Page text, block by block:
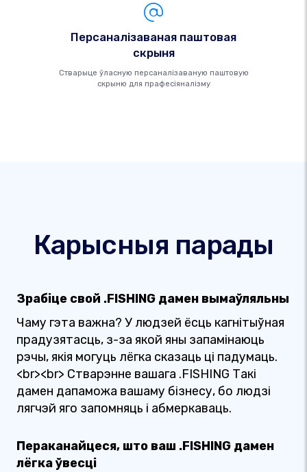
Персаналізаваная паштовая
скрыня
Стварыце ўласную персаналізаваную паштовую
скрыню для прафесіяналізму
Карысныя парады
Зрабіце свой .FISHING дамен вымаўляльны
Чаму гэта важна? У людзей ёсць кагнітыўная
прадузятасць, з-за якой яны запамінаюць
рэчы, якія могуць лёгка сказаць ці падумаць.
<br><br> Стварэнне вашага .FISHING Такі
дамен дапаможа вашаму бізнесу, бо людзі
лягчэй яго запомняць і абмеркаваць.
Пераканайцеся, што ваш .FISHING дамен
лёгка ўвесці